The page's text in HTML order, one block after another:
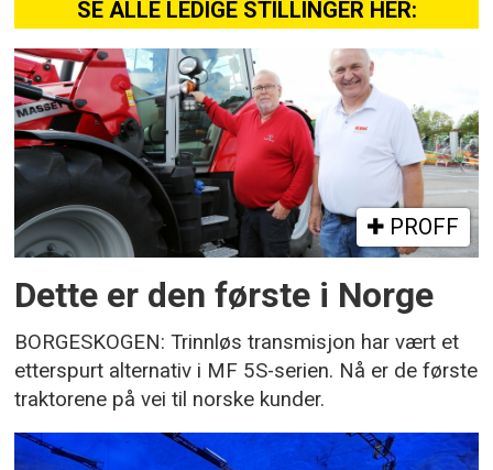
SE ALLE LEDIGE STILLINGER HER:
PROFF
Dette er den første i Norge
BORGESKOGEN: Trinnløs transmisjon har vært et
etterspurt alternativ i MF 5S-serien. Nå er de første
traktorene på vei til norske kunder.